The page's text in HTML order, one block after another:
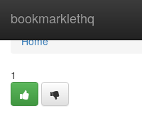
bookmarklethq
Home
Home
1